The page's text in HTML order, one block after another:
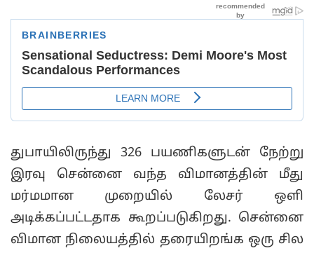
துபாயிலிருந்து 326 பயணிகளுடன் நேற்று
இரவு சென்னை வந்த விமானத்தின் மீது
மர்மமான முறையில் லேசர் ஒளி
அடிக்கப்பட்டதாக கூறப்படுகிறது. சென்னை
விமான நிலையத்தில் தரையிறங்க ஒரு சில